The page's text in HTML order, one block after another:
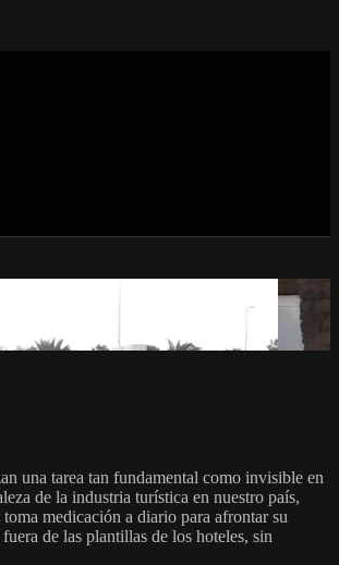
una tarea tan fundamental como invisible en
de la industria turística en nuestro país,
medicación a diario para afrontar su
de las plantillas de los hoteles, sin